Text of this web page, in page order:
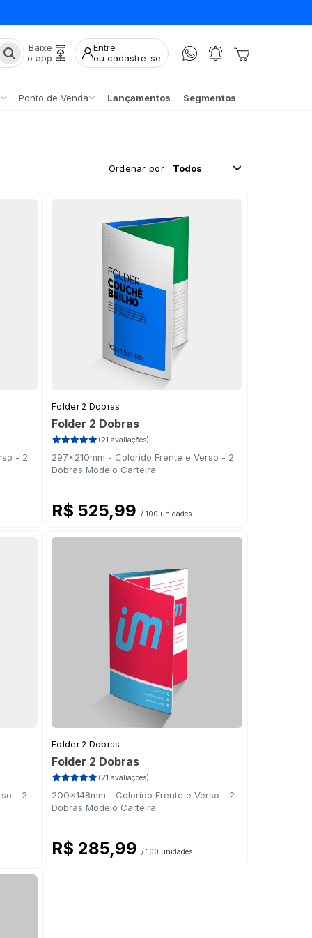
Baixe
o app
Entre
ou cadastre-se
Ponto de Venda Lançamentos Segmentos
Ordenar por
- 2
Folder 2 Dobras
Folder 2 Dobras
(21 avaliações)
297x210mm - Colorido Frente e Verso - 2
Dobras Modelo Carteira
R$ 525,99 / 100 unidades
- 2
Folder 2 Dobras
Folder 2 Dobras
(21 avaliações)
200x148mm - Colorido Frente e Verso - 2
Dobras Modelo Carteira
R$ 285,99 / 100 unidades